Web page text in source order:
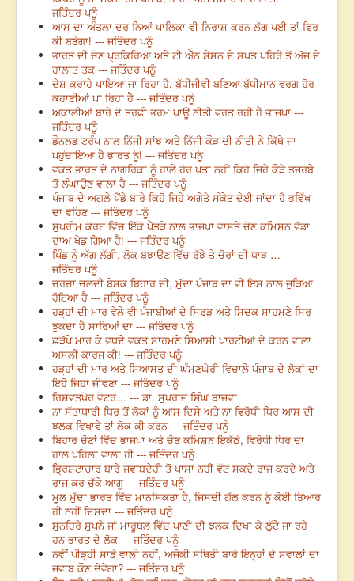
ਜਤਿੰਦਰ ਪਨੂੰ
ਆਸ ਦਾ ਅੰਤਲਾ ਦਰ ਨਿਆਂ ਪਾਲਿਕਾ ਵੀ ਨਿਰਾਸ਼ ਕਰਨ ਲੱਗ ਪਈ ਤਾਂ ਫਿਰ
ਕੀ ਬਣੇਗਾ! --- ਜਤਿੰਦਰ ਪਨੂੰ
ਭਾਰਤ ਦੀ ਚੋਣ ਪ੍ਰਕਿਰਿਆ ਅਤੇ ਟੀ ਐੱਨ ਸ਼ੇਸ਼ਨ ਦੇ ਸਖਤ ਪਹਿਰੇ ਤੋਂ ਅੱਜ ਦੇ
ਹਾਲਾਤ ਤਕ --- ਜਤਿੰਦਰ ਪਨੂੰ
ਦੇਸ਼ ਕੁਰਾਹੇ ਪਾਇਆ ਜਾ ਰਿਹਾ ਹੈ, ਬੁੱਧੀਜੀਵੀ ਬਣਿਆ ਬੁੱਧੀਮਾਨ ਵਰਗ ਹੋਰ
ਕਹਾਣੀਆਂ ਪਾ ਰਿਹਾ ਹੈ --- ਜਤਿੰਦਰ ਪਨੂੰ
ਅਕਾਲੀਆਂ ਬਾਰੇ ਦੋ ਤਰਫੀ ਭਰਮ ਪਾਊ ਨੀਤੀ ਵਰਤ ਰਹੀ ਹੈ ਭਾਜਪਾ ---
ਜਤਿੰਦਰ ਪਨੂੰ
ਡੌਨਲਡ ਟਰੰਪ ਨਾਲ ਨਿੱਜੀ ਸਾਂਝ ਅਤੇ ਨਿੱਜੀ ਕੌੜ ਦੀ ਨੀਤੀ ਨੇ ਕਿੱਥੇ ਜਾ
ਪਹੁੰਚਾਇਆ ਹੈ ਭਾਰਤ ਨੂੰ! --- ਜਤਿੰਦਰ ਪਨੂੰ
ਵਕਤ ਭਾਰਤ ਦੇ ਨਾਗਰਿਕਾਂ ਨੂੰ ਹਾਲੇ ਹੋਰ ਪਤਾ ਨਹੀਂ ਕਿਹੋ ਜਿਹੇ ਕੌੜੇ ਤਜਰਬੇ
ਤੋਂ ਲੰਘਾਉਣ ਵਾਲਾ ਹੈ --- ਜਤਿੰਦਰ ਪਨੂੰ
ਪੰਜਾਬ ਦੇ ਅਗਲੇ ਪੈਂਡੇ ਬਾਰੇ ਕਿਹੋ ਜਿਹੇ ਅਗੇਤੇ ਸੰਕੇਤ ਦੇਈ ਜਾਂਦਾ ਹੈ ਭਵਿੱਖ
ਦਾ ਵਹਿਣ --- ਜਤਿੰਦਰ ਪਨੂੰ
ਸੁਪਰੀਮ ਕੋਰਟ ਵਿੱਚ ਇੱਕੋ ਪੈਂਤੜੇ ਨਾਲ ਭਾਜਪਾ ਵਾਸਤੇ ਚੋਣ ਕਮਿਸ਼ਨ ਵੱਡਾ
ਦਾਅ ਖੇਡ ਗਿਆ ਹੈ! --- ਜਤਿੰਦਰ ਪਨੂੰ
ਪਿੰਡ ਨੂੰ ਅੱਗ ਲੱਗੀ, ਲੋਕ ਬੁਝਾਉਣ ਵਿੱਚ ਰੁੱਝੇ ਤੇ ਚੋਰਾਂ ਦੀ ਧਾੜ … ---
ਜਤਿੰਦਰ ਪਨੂੰ
ਚਰਚਾ ਚਲਦੀ ਬੇਸ਼ਕ ਬਿਹਾਰ ਦੀ, ਮੁੱਦਾ ਪੰਜਾਬ ਦਾ ਵੀ ਇਸ ਨਾਲ ਜੁੜਿਆ
ਹੋਇਆ ਹੈ --- ਜਤਿੰਦਰ ਪਨੂੰ
ਹੜ੍ਹਾਂ ਦੀ ਮਾਰ ਵੇਲੇ ਵੀ ਪੰਜਾਬੀਆਂ ਦੇ ਸਿਰੜ ਅਤੇ ਸਿਦਕ ਸਾਹਮਣੇ ਸਿਰ
ਝੁਕਦਾ ਹੈ ਸਾਰਿਆਂ ਦਾ --- ਜਤਿੰਦਰ ਪਨੂੰ
ਛੜੱਪੇ ਮਾਰ ਕੇ ਵਧਦੇ ਵਕਤ ਸਾਹਮਣੇ ਸਿਆਸੀ ਪਾਰਟੀਆਂ ਦੇ ਕਰਨ ਵਾਲਾ
ਅਸਲੀ ਕਾਰਜ ਕੀ! --- ਜਤਿੰਦਰ ਪਨੂੰ
ਹੜ੍ਹਾਂ ਦੀ ਮਾਰ ਅਤੇ ਸਿਆਸਤ ਦੀ ਘੁੰਮਣਘੇਰੀ ਵਿਚਾਲੇ ਪੰਜਾਬ ਦੇ ਲੋਕਾਂ ਦਾ
ਇਹੋ ਜਿਹਾ ਜੀਵਣਾ --- ਜਤਿੰਦਰ ਪਨੂੰ
ਰਿਸ਼ਵਤਖੋਰ ਵੋਟਰ… --- ਡਾ. ਸੁਖਰਾਜ ਸਿੰਘ ਬਾਜਵਾ
ਨਾ ਸੱਤਾਧਾਰੀ ਧਿਰ ਤੋਂ ਲੋਕਾਂ ਨੂੰ ਆਸ ਦਿਸੇ ਅਤੇ ਨਾ ਵਿਰੋਧੀ ਧਿਰ ਆਸ ਦੀ
ਝਲਕ ਵਿਖਾਵੇ ਤਾਂ ਲੋਕ ਕੀ ਕਰਨ --- ਜਤਿੰਦਰ ਪਨੂੰ
ਬਿਹਾਰ ਚੋਣਾਂ ਵਿੱਚ ਭਾਜਪਾ ਅਤੇ ਚੋਣ ਕਮਿਸ਼ਨ ਇਕੱਠੇ, ਵਿਰੋਧੀ ਧਿਰ ਦਾ
ਹਾਲ ਪਹਿਲਾਂ ਵਾਲਾ ਹੀ --- ਜਤਿੰਦਰ ਪਨੂੰ
ਭ੍ਰਿਸ਼ਟਾਚਾਰ ਬਾਰੇ ਜਵਾਬਦੇਹੀ ਤੋਂ ਪਾਸਾ ਨਹੀਂ ਵੱਟ ਸਕਦੇ ਰਾਜ ਕਰਦੇ ਅਤੇ
ਰਾਜ ਕਰ ਚੁੱਕੇ ਆਗੂ --- ਜਤਿੰਦਰ ਪਨੂੰ
ਮੂਲ ਮੁੱਦਾ ਭਾਰਤ ਵਿੱਚ ਮਾਨਸਿਕਤਾ ਹੈ, ਜਿਸਦੀ ਗੱਲ ਕਰਨ ਨੂੰ ਕੋਈ ਤਿਆਰ
ਹੀ ਨਹੀਂ ਦਿਸਦਾ --- ਜਤਿੰਦਰ ਪਨੂੰ
ਸੁਨਹਿਰੇ ਸੁਪਨੇ ਜਾਂ ਮਾਰੂਥਲ ਵਿੱਚ ਪਾਣੀ ਦੀ ਝਲਕ ਦਿਖਾ ਕੇ ਲੁੱਟੇ ਜਾ ਰਹੇ
ਹਨ ਭਾਰਤ ਦੇ ਲੋਕ --- ਜਤਿੰਦਰ ਪਨੂੰ
ਨਵੀਂ ਪੀੜ੍ਹੀ ਸਾਡੇ ਵਾਲੀ ਨਹੀਂ, ਅਜੋਕੀ ਸਥਿਤੀ ਬਾਰੇ ਇਨ੍ਹਾਂ ਦੇ ਸਵਾਲਾਂ ਦਾ
ਜਵਾਬ ਕੌਣ ਦੇਵੇਗਾ? --- ਜਤਿੰਦਰ ਪਨੂੰ